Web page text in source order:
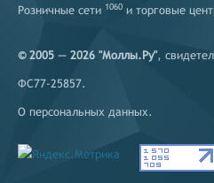
Розничные сети 1060 и торговые
© 2005 — 2026 "Моллы.Ру",
ФС77-25857.
О персональных данных.